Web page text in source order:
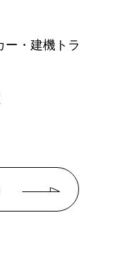
・建機トラ